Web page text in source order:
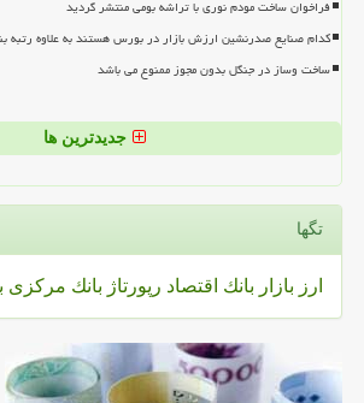
فراخوان ساخت مودم نوری با تراشه بومی منتشر گردید
کدام صنایع صدرنشین ارزش بازار در بورس هستند به علاوه رتبه بندی 48 صنعت
ساخت وساز در جنگل بدون مجوز ممنوع می باشد
جدیدترین ها
تگها
ارز بازار بانك اقتصاد رپورتاژ بانك مركزی